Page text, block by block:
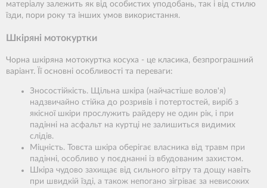
матеріалу залежить як від особистих уподобань, так і від стилю
їзди, пори року та інших умов використання.
Шкіряні мотокуртки
Чорна шкіряна мотокуртка косуха - це класика, безпрограшний
варіант. Її основні особливості та переваги:
Зносостійкість. Щільна шкіра (найчастіше волов'я)
надзвичайно стійка до розривів і потертостей, виріб з
якісної шкіри прослужить райдеру не один рік, і при
падінні на асфальт на куртці не залишиться видимих
слідів.
Міцність. Товста шкіра оберігає власника від травм при
падінні, особливо у поєднанні із вбудованим захистом.
Шкіра чудово захищає від сильного вітру та дощу навіть
при швидкій їзді, а також непогано зігріває за невисоких